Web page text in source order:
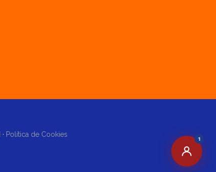
· Política de Cookies
1